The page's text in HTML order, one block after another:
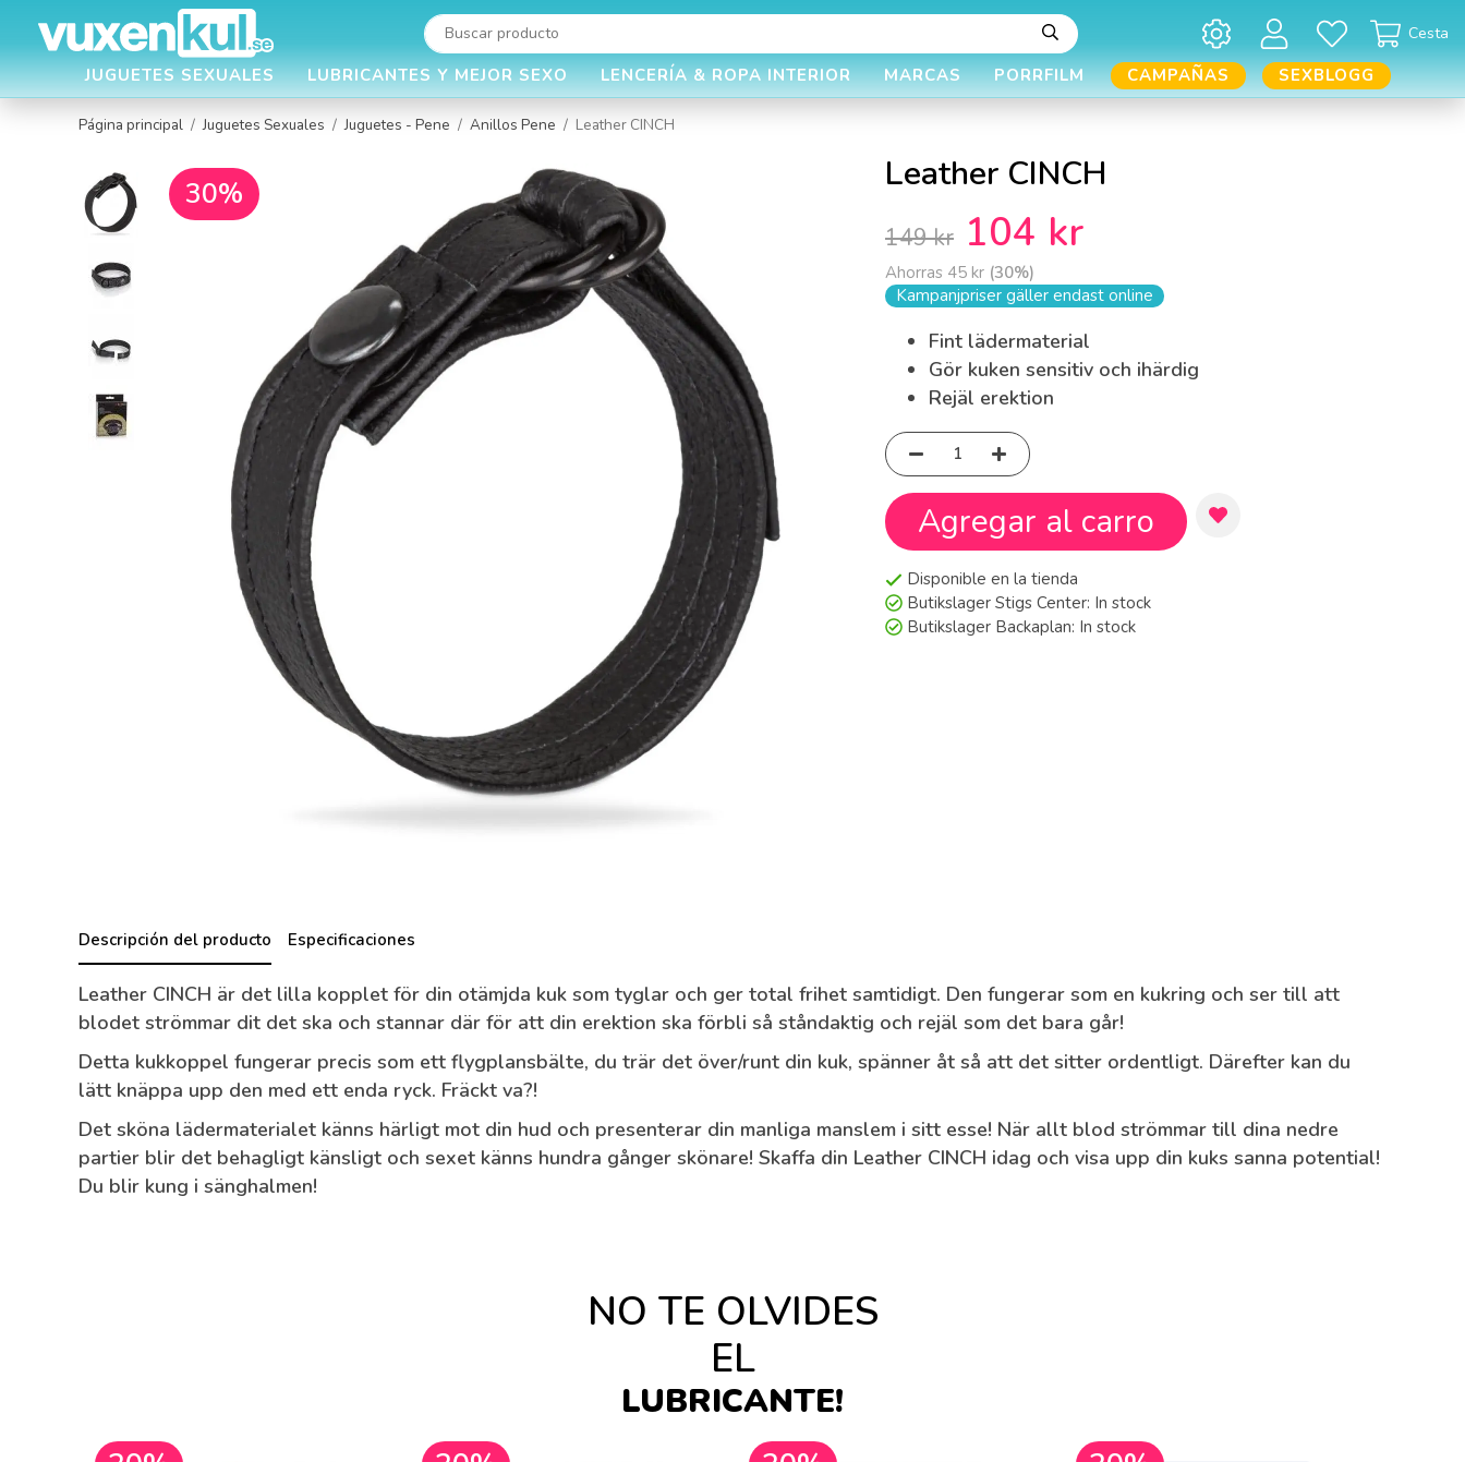
Cesta
JUGUETES SEXUALES LUBRICANTES Y MEJOR SEXO LENCERÍA & ROPA INTERIOR MARCAS PORRFILM CAMPAÑAS SEXBLOGG
Página principal / Juguetes Sexuales / Juguetes - Pene / Anillos Pene / Leather CINCH
30% Leather CINCH
149 kr 104 kr
Ahorras 45 kr (30%)
Kampanjpriser gäller endast online
Fint lädermaterial
Gör kuken sensitiv och ihärdig
Rejäl erektion
Agregar al carro
Disponible en la tienda
Butikslager Stigs Center: In stock
Butikslager Backaplan: In stock
Descripción del producto Especificaciones
Leather CINCH är det lilla kopplet för din otämjda kuk som tyglar och ger total frihet samtidigt. Den fungerar som en kukring och ser till att
blodet strömmar dit det ska och stannar där för att din erektion ska förbli så ståndaktig och rejäl som det bara går!
Detta kukkoppel fungerar precis som ett flygplansbälte, du trär det över/runt din kuk, spänner åt så att det sitter ordentligt. Därefter kan du
lätt knäppa upp den med ett enda ryck. Fräckt va?!
Det sköna lädermaterialet känns härligt mot din hud och presenterar din manliga manslem i sitt esse! När allt blod strömmar till dina nedre
partier blir det behagligt känsligt och sexet känns hundra gånger skönare! Skaffa din Leather CINCH idag och visa upp din kuks sanna potential!
Du blir kung i sänghalmen!
NO TE OLVIDES
EL
LUBRICANTE!